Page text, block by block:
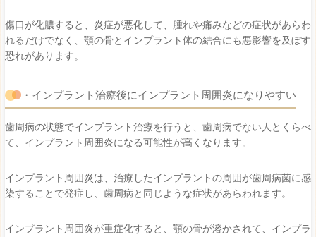
傷口が化膿すると、炎症が悪化して、腫れや痛みなどの症状があらわ
れるだけでなく、顎の骨とインプラント体の結合にも悪影響を及ぼす
恐れがあります。
・インプラント治療後にインプラント周囲炎になりやすい
歯周病の状態でインプラント治療を行うと、歯周病でない人とくらべ
て、インプラント周囲炎になる可能性が高くなります。
インプラント周囲炎は、治療したインプラントの周囲が歯周病菌に感
染することで発症し、歯周病と同じような症状があらわれます。
インプラント周囲炎が重症化すると、顎の骨が溶かされて、インプラ